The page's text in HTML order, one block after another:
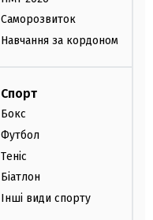
Саморозвиток
Навчання за кордоном
Спорт
Бокс
Футбол
Теніс
Біатлон
Інші види спорту